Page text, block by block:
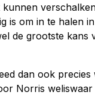
is om in te halen
de grootste kans
dan ook precies
Norris